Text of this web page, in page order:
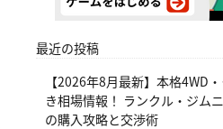
最近の投稿
【2026年8月最新】本格4WD
き相場情報！ ランクル・ジム
の購入攻略と交渉術